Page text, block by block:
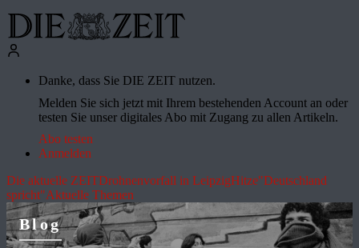
Danke, dass Sie DIE ZEIT nutzen.
Melden Sie sich jetzt mit Ihrem bestehenden Account an oder
testen Sie unser digitales Abo mit Zugang zu allen Artikeln.
Abo testen
Anmelden
Die aktuelle ZEITDrohnenvorfall in LeipzigHitze"Deutschland
spricht"Aktuelle Themen
Blog